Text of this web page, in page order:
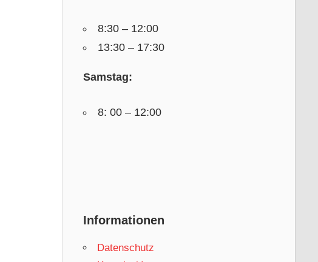
8:30 – 12:00
13:30 – 17:30
Samstag:
8: 00 – 12:00
Informationen
Datenschutz